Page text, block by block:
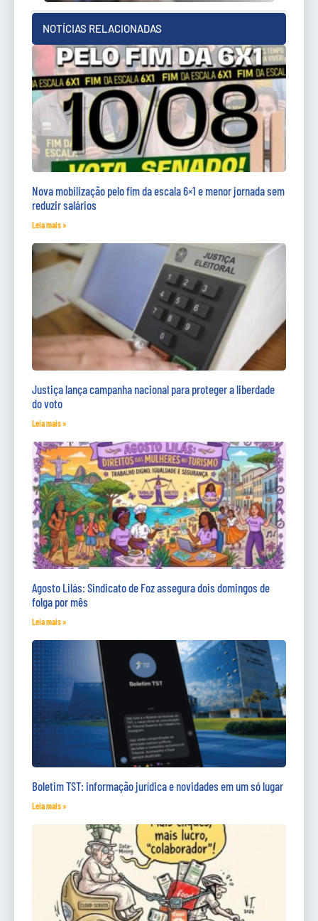
NOTÍCIAS RELACIONADAS
Nova mobilização pelo fim da escala 6×1 e menor jornada sem
reduzir salários
Leia mais »
Justiça lança campanha nacional para proteger a liberdade
do voto
Leia mais »
Agosto Lilás: Sindicato de Foz assegura dois domingos de
folga por mês
Leia mais »
Boletim TST: informação jurídica e novidades em um só lugar
Leia mais »